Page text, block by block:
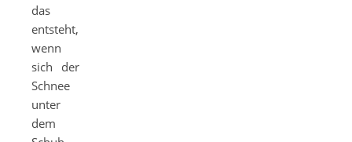
das
entsteht,
wenn
sich der
Schnee
unter
dem